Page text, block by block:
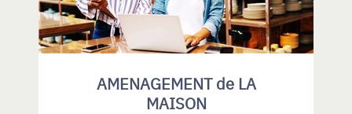
AMENAGEMENT de LA
MAISON